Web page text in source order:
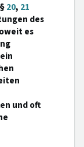
20, 21
des
es
und oft